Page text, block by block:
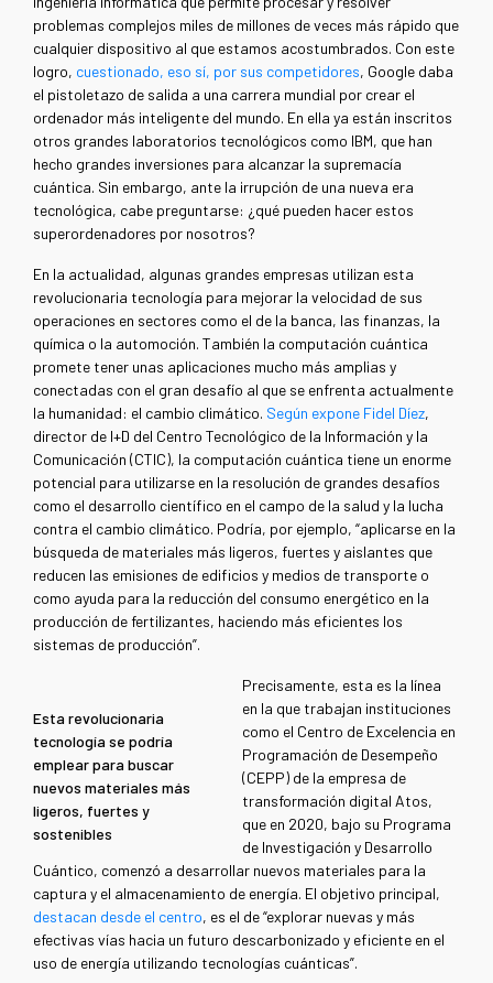
problemas complejos miles de millones de veces más rápido que
cualquier dispositivo al que estamos acostumbrados. Con este
logro, cuestionado, eso sí, por sus competidores, Google daba
el pistoletazo de salida a una carrera mundial por crear el
ordenador más inteligente del mundo. En ella ya están inscritos
otros grandes laboratorios tecnológicos como IBM, que han
hecho grandes inversiones para alcanzar la supremacía
cuántica. Sin embargo, ante la irrupción de una nueva era
tecnológica, cabe preguntarse: ¿qué pueden hacer estos
superordenadores por nosotros?
En la actualidad, algunas grandes empresas utilizan esta
revolucionaria tecnología para mejorar la velocidad de sus
operaciones en sectores como el de la banca, las finanzas, la
química o la automoción. También la computación cuántica
promete tener unas aplicaciones mucho más amplias y
conectadas con el gran desafío al que se enfrenta actualmente
la humanidad: el cambio climático. Según expone Fidel Díez,
director de I+D del Centro Tecnológico de la Información y la
Comunicación (CTIC), la computación cuántica tiene un enorme
potencial para utilizarse en la resolución de grandes desafíos
como el desarrollo científico en el campo de la salud y la lucha
contra el cambio climático. Podría, por ejemplo, “aplicarse en la
búsqueda de materiales más ligeros, fuertes y aislantes que
reducen las emisiones de edificios y medios de transporte o
como ayuda para la reducción del consumo energético en la
producción de fertilizantes, haciendo más eficientes los
sistemas de producción”.
Esta revolucionaria
tecnología se podría
emplear para buscar
nuevos materiales más
ligeros, fuertes y
sostenibles
Precisamente, esta es la línea
en la que trabajan instituciones
como el Centro de Excelencia en
Programación de Desempeño
(CEPP) de la empresa de
transformación digital Atos,
que en 2020, bajo su Programa
de Investigación y Desarrollo
Cuántico, comenzó a desarrollar nuevos materiales para la
captura y el almacenamiento de energía. El objetivo principal,
destacan desde el centro, es el de “explorar nuevas y más
efectivas vías hacia un futuro descarbonizado y eficiente en el
uso de energía utilizando tecnologías cuánticas”.